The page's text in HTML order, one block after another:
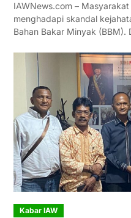
IAWNews.com –
menghadapi skandal
Bahan Bakar Minyak
Kabar IAW